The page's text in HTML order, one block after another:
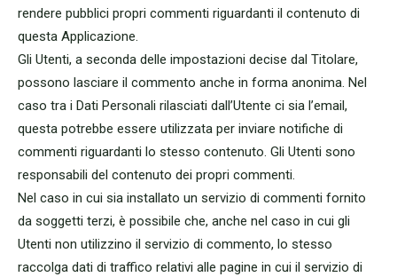
rendere pubblici propri commenti riguardanti il contenuto di
questa Applicazione.
Gli Utenti, a seconda delle impostazioni decise dal Titolare,
possono lasciare il commento anche in forma anonima. Nel
caso tra i Dati Personali rilasciati dall’Utente ci sia l’email,
questa potrebbe essere utilizzata per inviare notifiche di
commenti riguardanti lo stesso contenuto. Gli Utenti sono
responsabili del contenuto dei propri commenti.
Nel caso in cui sia installato un servizio di commenti fornito
da soggetti terzi, è possibile che, anche nel caso in cui gli
Utenti non utilizzino il servizio di commento, lo stesso
raccolga dati di traffico relativi alle pagine in cui il servizio di